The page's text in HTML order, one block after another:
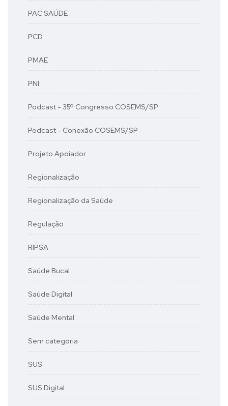
PAC SAÚDE
PCD
PMAE
PNI
Podcast - 35º Congresso COSEMS/SP
Podcast - Conexão COSEMS/SP
Projeto Apoiador
Regionalização
Regionalização da Saúde
Regulação
RIPSA
Saúde Bucal
Saúde Digital
Saúde Mental
Sem categoria
SUS
SUS Digital